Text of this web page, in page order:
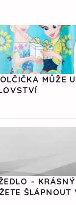
MŮŽE
-
ŠLÁPNOUT